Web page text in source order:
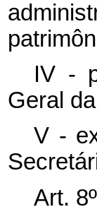
IV -
Geral
V -
Art.